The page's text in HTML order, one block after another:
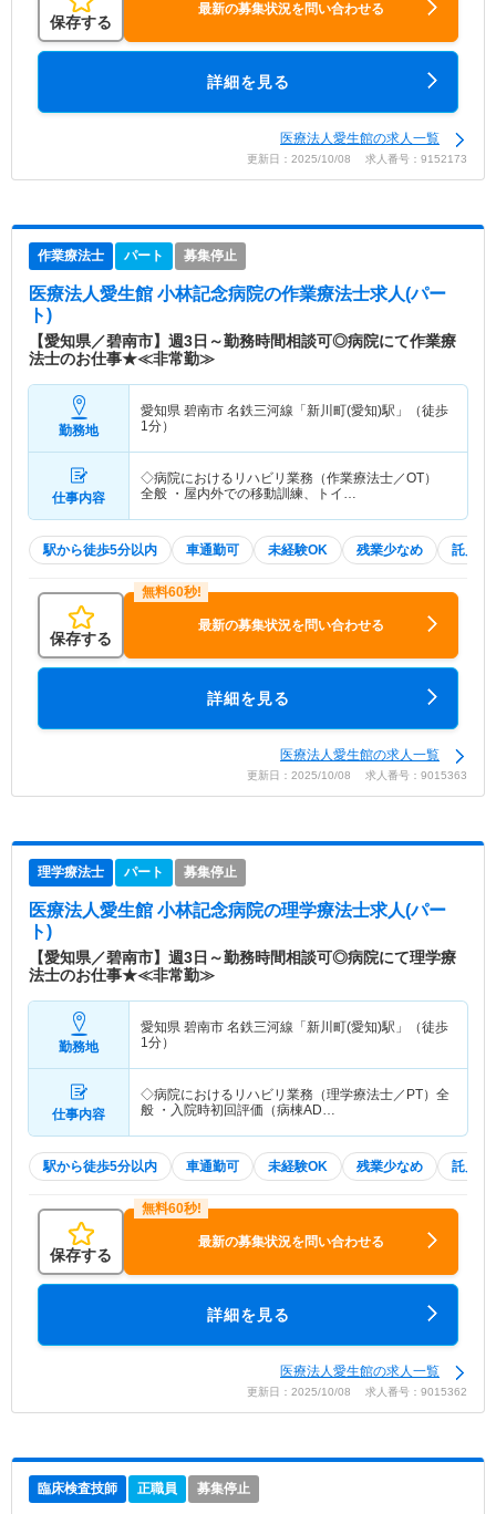
保存する
最新の募集状況を問い合わせる
詳細を見る
医療法人愛生館の求人一覧
更新日：2025/10/08 求人番号：9152173
作業療法士 パート 募集停止
医療法人愛生館 小林記念病院の作業療法士求人(パー
ト)
【愛知県／碧南市】週3日～勤務時間相談可◎病院にて作業療
法士のお仕事★≪非常勤≫
勤務地
愛知県 碧南市 名鉄三河線「新川町(愛知)駅」（徒歩
1分）
仕事内容
◇病院におけるリハビリ業務（作業療法士／OT）
全般 ・屋内外での移動訓練、トイ…
駅から徒歩5分以内 車通勤可 未経験OK 残業少なめ 託児所
保存する
最新の募集状況を問い合わせる
詳細を見る
医療法人愛生館の求人一覧
更新日：2025/10/08 求人番号：9015363
理学療法士 パート 募集停止
医療法人愛生館 小林記念病院の理学療法士求人(パー
ト)
【愛知県／碧南市】週3日～勤務時間相談可◎病院にて理学療
法士のお仕事★≪非常勤≫
勤務地
愛知県 碧南市 名鉄三河線「新川町(愛知)駅」（徒歩
1分）
仕事内容
◇病院におけるリハビリ業務（理学療法士／PT）全
般 ・入院時初回評価（病棟AD…
駅から徒歩5分以内 車通勤可 未経験OK 残業少なめ 託児所
保存する
最新の募集状況を問い合わせる
詳細を見る
医療法人愛生館の求人一覧
更新日：2025/10/08 求人番号：9015362
臨床検査技師 正職員 募集停止